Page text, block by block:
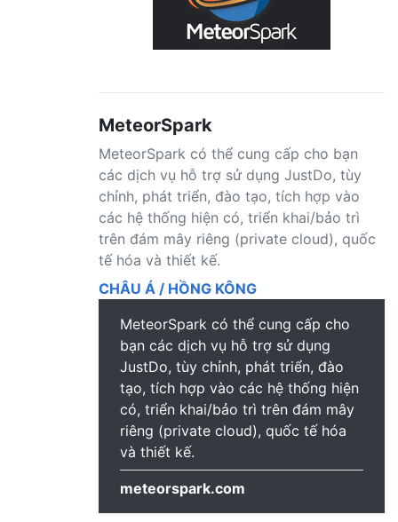
MeteorSpark
MeteorSpark có thể cung cấp cho bạn
các dịch vụ hỗ trợ sử dụng JustDo, tùy
chỉnh, phát triển, đào tạo, tích hợp vào
các hệ thống hiện có, triển khai/bảo trì
trên đám mây riêng (private cloud), quốc
tế hóa và thiết kế.
CHÂU Á / HỒNG KÔNG
MeteorSpark có thể cung cấp cho
bạn các dịch vụ hỗ trợ sử dụng
JustDo, tùy chỉnh, phát triển, đào
tạo, tích hợp vào các hệ thống hiện
có, triển khai/bảo trì trên đám mây
riêng (private cloud), quốc tế hóa
và thiết kế.
meteorspark.com